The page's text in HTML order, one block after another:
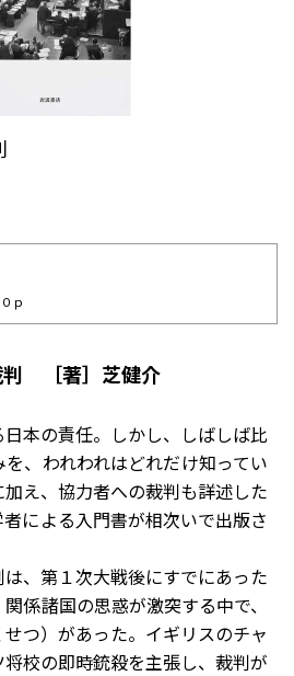
ｐ
判 ［著］芝健介
本の責任。しかし、しばしば比
、われわれはどれだけ知ってい
え、協力者への裁判も詳述した
による入門書が相次いで出版さ
、第１次大戦後にすでにあった
係諸国の思惑が激突する中で、
つ）があった。イギリスのチャ
校の即時銃殺を主張し、裁判が